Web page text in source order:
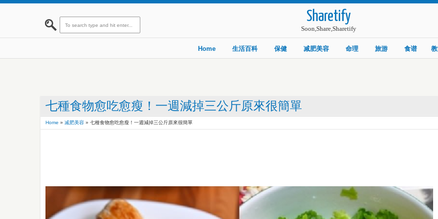
Sharetify
Soon,Share,Sharetify
Home 生活百科 保健 减肥美容 命理 旅游 食谱
七種食物愈吃愈瘦！一週減掉三公斤原來很簡單
Home » 减肥美容 » 七種食物愈吃愈瘦！一週減掉三公斤原來很簡單